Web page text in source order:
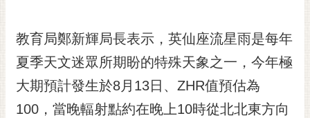
市
民
信
箱
English
教育局鄭新輝局長表示，英仙座流星雨是每年
夏季天文迷眾所期盼的特殊天象之一，今年極
大期預計發生於8月13日、ZHR值預估為
100，當晚輻射點約在晚上10時從北北東方向